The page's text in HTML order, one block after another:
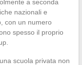
a seconda
nazionali e
con un numero
spesso il proprio
scuola privata non